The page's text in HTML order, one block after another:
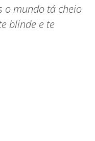
o mundo tá cheio
blinde e te